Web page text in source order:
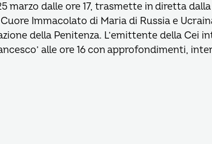
marzo dalle ore 17, trasmette in diretta
Immacolato di Maria di Russia e
della Penitenza. L’emittente della Cei
alle ore 16 con approfondimenti,